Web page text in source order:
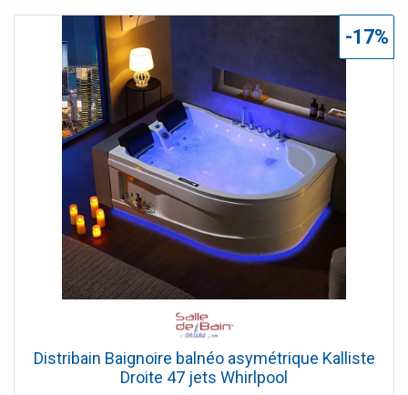
Distribain Baignoire balnéo asymétrique Kalliste
Droite 47 jets Whirlpool
-17%